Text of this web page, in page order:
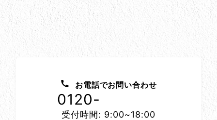
お電話でお問い合わせ
0120-
受付時間: 9:00~18:00